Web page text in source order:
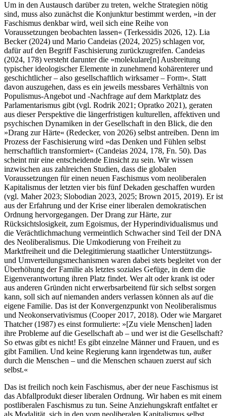
Um in den Austausch darüber zu treten, welche Strategien nötig
sind, muss also zunächst die Konjunktur bestimmt werden, »in der
Faschismus denkbar wird, weil sich eine Reihe von
Voraussetzungen beobachten lassen« (Terkessidis 2026, 12). Lia
Becker (2024) und Mario Candeias (2024, 2025) schlagen vor,
dafür auf den Begriff Faschisierung zurückzugreifen. Candeias
(2024, 178) versteht darunter die »molekulare[n] Ausbreitung
typischer ideologischer Elemente in zunehmend kohärenterer und
geschichtlicher – also gesellschaftlich wirksamer – Form«. Statt
davon auszugehen, dass es ein jeweils messbares Verhältnis von
Populismus-Angebot und -Nachfrage auf dem Marktplatz des
Parlamentarismus gibt (vgl. Rodrik 2021; Opratko 2021), geraten
aus dieser Perspektive die längerfristigen kulturellen, affektiven und
psychischen Dynamiken in der Gesellschaft in den Blick, die den
»Drang zur Härte« (Redecker, von 2026) selbst antreiben. Denn im
Prozess der Faschisierung wird »das Denken und Fühlen selbst
herrschaftlich transformiert« (Candeias 2024, 178, Fn. 50). Das
scheint mir eine entscheidende Einsicht zu sein. Wir wissen
inzwischen aus zahlreichen Studien, dass die globalen
Voraussetzungen für einen neuen Faschismus vom neoliberalen
Kapitalismus der letzten vier bis fünf Dekaden geschaffen wurden
(vgl. Maher 2023; Slobodian 2023, 2025; Brown 2015, 2019). Er ist
aus der Erfahrung und der Krise einer liberalen demokratischen
Ordnung hervorgegangen. Der Drang zur Härte, zur
Rücksichtslosigkeit, zum Egoismus, der Hyperindividualismus und
die Verächtlichmachung vermeintlich Schwacher sind Teil der DNA
des Neoliberalismus. Die Umkodierung von Freiheit zu
Marktfreiheit und die Delegitimierung staatlicher Unterstützungs-
und Umverteilungsmechanismen waren dabei stets begleitet von der
Überhöhung der Familie als letztes soziales Gefüge, in dem die
Eigenverantwortung ihren Platz findet. Wer alt oder krank ist oder
aus anderen Gründen nicht erwerbsarbeitend für sich selbst sorgen
kann, soll sich auf niemanden anders verlassen können als auf die
eigene Familie. Das ist der Konvergenzpunkt von Neoliberalismus
und Neokonservativismus (Cooper 2017, 2018). Oder wie Margaret
Thatcher (1987) es einst formulierte: »[Zu viele Menschen] laden
ihre Probleme auf die Gesellschaft ab – und wer ist die Gesellschaft?
So etwas gibt es nicht! Es gibt einzelne Männer und Frauen, und es
gibt Familien. Und keine Regierung kann irgendetwas tun, außer
durch die Menschen – und die Menschen schauen zuerst auf sich
selbst.«
Das ist freilich noch kein Faschismus, aber der neue Faschismus ist
das Abfallprodukt dieser liberalen Ordnung. Wir haben es mit einem
postliberalen Faschismus zu tun. Seine Anziehungskraft entfaltet er